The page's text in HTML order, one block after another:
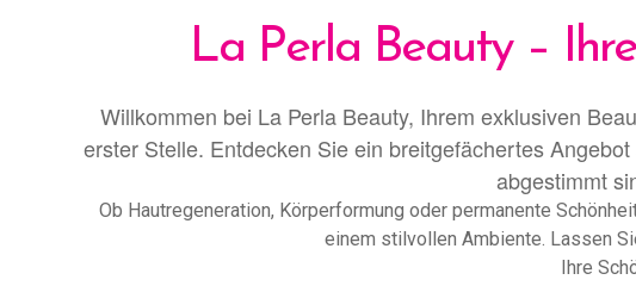
La Perla Beauty –
Willkommen bei La Perla Beauty, Ihrem exklusiven
erster Stelle. Entdecken Sie ein breitgefächertes
abgestimmt
Ob Hautregeneration, Körperformung oder permanente
einem stilvollen Ambiente. Lassen
Ihre